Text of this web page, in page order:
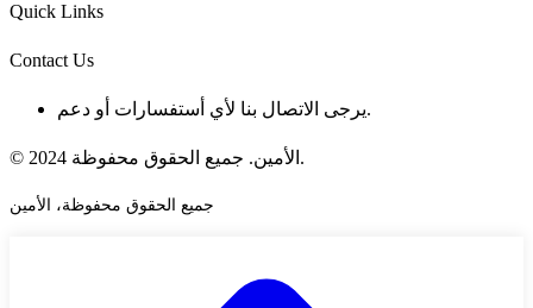
Quick Links
Contact Us
يرجى الاتصال بنا لأي أستفسارات أو دعم.
© 2024 الأمين. جميع الحقوق محفوظة.
جميع الحقوق محفوظة، الأمين